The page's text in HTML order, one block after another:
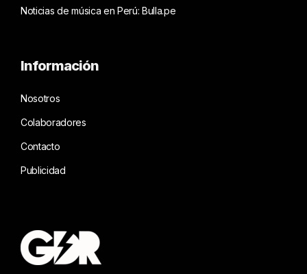
Noticias de música en Perú: Bulla.pe
Información
Nosotros
Colaboradores
Contacto
Publicidad